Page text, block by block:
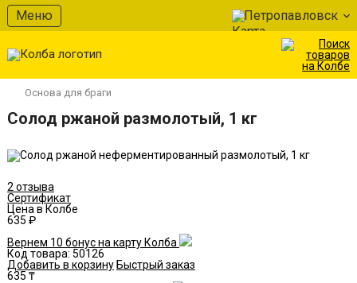
Меню Петропавловск
Основа для браги
Солод ржаной размолотый, 1 кг
2 отзыва
Сертификат
Цена в Колбе
635 ₽
Вернем 10 бонус на карту Колба
Код товара: 50126
В избранное
Добавить в корзину Быстрый заказ
635 ₸